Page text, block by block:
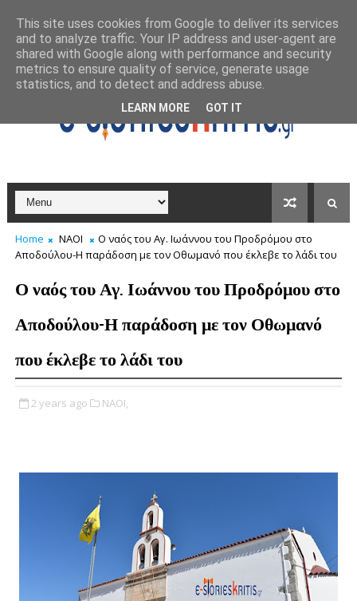
Home ΝΑΟΙ
Ο ναός του Αγ. Ιωάννου του Προδρόμου στο
Αποδούλου-Η παράδοση με τον Οθωμανό που έκλεβε το λάδι του
Ο ναός του Αγ. Ιωάννου του Προδρόμου στο
Αποδούλου-Η παράδοση με τον Οθωμανό
που έκλεβε το λάδι του
2 years ago ΝΑΟΙ,
This site uses cookies from Google to deliver its services
and to analyze traffic. Your IP address and user-agent are
shared with Google along with performance and security
metrics to ensure quality of service, generate usage
statistics, and to detect and address abuse.
LEARN MORE GOT IT